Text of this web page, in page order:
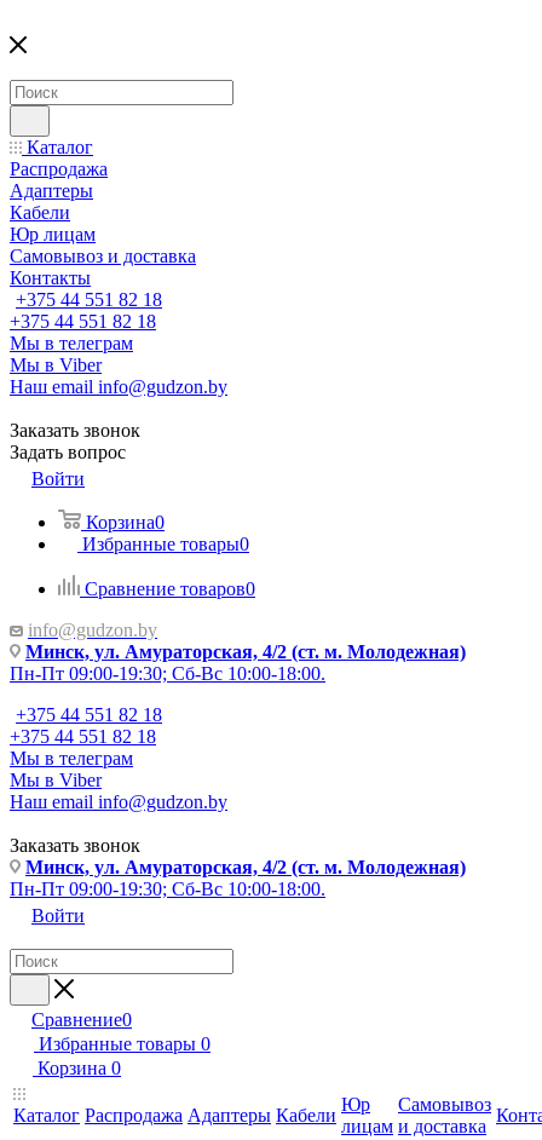
Каталог
Распродажа
Адаптеры
Кабели
Юр лицам
Самовывоз и доставка
Контакты
+375 44 551 82 18
+375 44 551 82 18
Мы в телеграм
Мы в Viber
Наш email info@gudzon.by
Заказать звонок
Задать вопрос
Войти
Корзина0
Избранные товары0
Сравнение товаров0
info@gudzon.by
Минск, ул. Амураторская, 4/2 (ст. м. Молодежная)
Пн-Пт 09:00-19:30; Сб-Вс 10:00-18:00.
+375 44 551 82 18
+375 44 551 82 18
Мы в телеграм
Мы в Viber
Наш email info@gudzon.by
Заказать звонок
Минск, ул. Амураторская, 4/2 (ст. м. Молодежная)
Пн-Пт 09:00-19:30; Сб-Вс 10:00-18:00.
Войти
Сравнение0
Избранные товары 0
Корзина 0
Каталог Распродажа Адаптеры Кабели
Юр
лицам
Самовывоз
и доставка